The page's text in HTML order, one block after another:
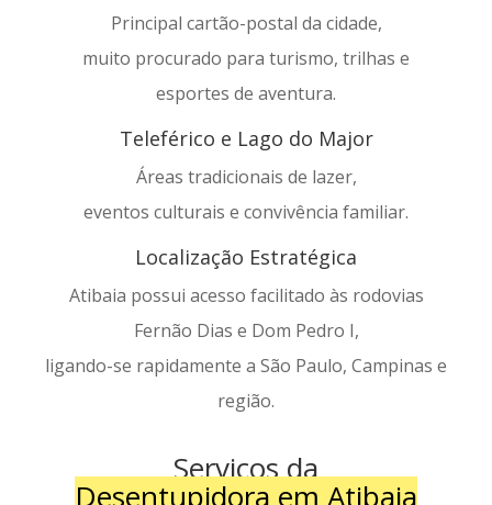
Principal cartão-postal da cidade,
muito procurado para turismo, trilhas e
esportes de aventura.
Teleférico e Lago do Major
Áreas tradicionais de lazer,
eventos culturais e convivência familiar.
Localização Estratégica
Atibaia possui acesso facilitado às rodovias
Fernão Dias e Dom Pedro I,
ligando-se rapidamente a São Paulo, Campinas e
região.
Serviços da
Desentupidora em Atibaia